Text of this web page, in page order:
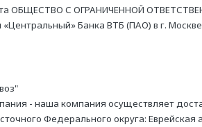
ОБЩЕСТВО С ОГРАНИЧЕННОЙ
Банка ВТБ (ПАО) в г. Москве
- наша компания осуществляет
Федерального округа: